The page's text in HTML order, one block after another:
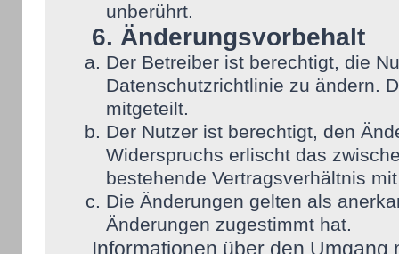
unberührt.
6. Änderungsvorbehalt
Der Betreiber ist berechtigt, die
Datenschutzrichtlinie zu ändern.
mitgeteilt.
Der Nutzer ist berechtigt, den
Widerspruchs erlischt das
bestehende Vertragsverhältnis
Die Änderungen gelten als
Änderungen zugestimmt hat.
Informationen über den